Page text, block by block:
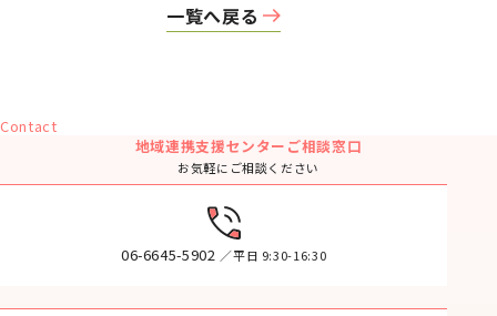
一覧へ戻る
Contact
地域連携支援センターご相談窓口
お気軽にご相談ください
06-6645-5902 ／平日 9:30-16:30